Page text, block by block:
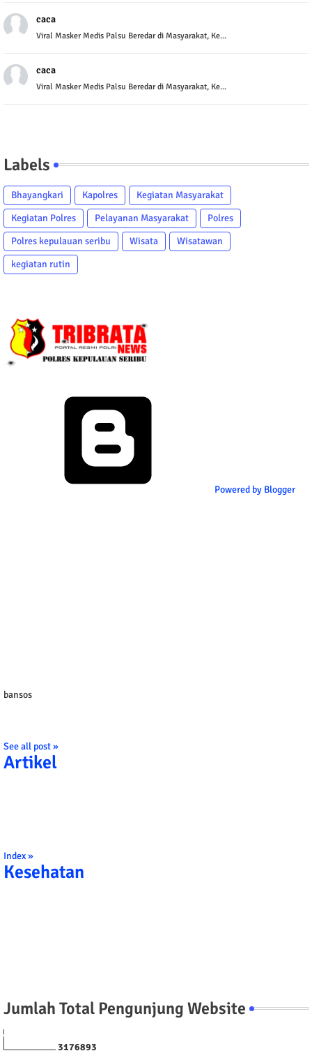
caca
Viral Masker Medis Palsu Beredar di Masyarakat, Ke...
caca
Viral Masker Medis Palsu Beredar di Masyarakat, Ke...
Labels
Bhayangkari Kapolres
Kegiatan Masyarakat
Kegiatan Polres
Pelayanan Masyarakat
Polres
Polres kepulauan seribu
Wisata
Wisatawan
kegiatan rutin
Powered by Blogger
bansos
See all post »
Artikel
Index »
Kesehatan
Jumlah Total Pengunjung Website
3176893